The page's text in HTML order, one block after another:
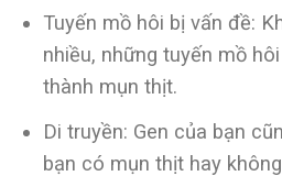
Tuyến mồ hôi bị vấn đề:
nhiều, những tuyến mồ
thành mụn thịt.
Di truyền: Gen của bạn
bạn có mụn thịt hay